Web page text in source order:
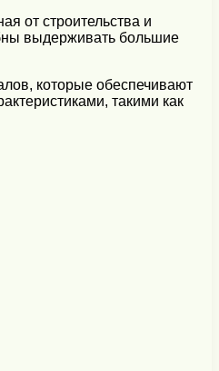
от строительства и
выдерживать большие
которые обеспечивают
такими как